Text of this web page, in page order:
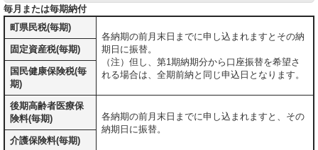
毎月または毎期納付
町県民税(毎期)
各納期の前月末日までに申し込まれますとその納
期日に振替。
（注）但し、第1期納期分から口座振替を希望さ
れる場合は、全期前納と同じ申込日となります。
固定資産税(毎期)
国民健康保険税(毎
期)
後期高齢者医療保
険料(毎期)
各納期の前月末日までに申し込まれますと、その
納期日に振替。
介護保険料(毎期)